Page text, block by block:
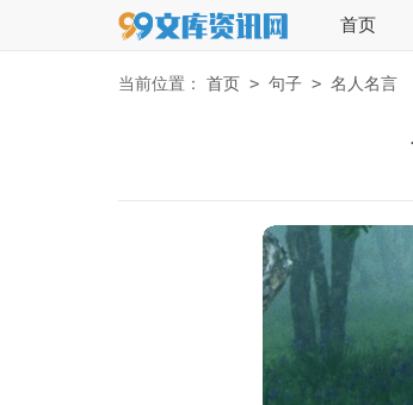
首页
当前位置： 首页 > 句子 > 名人名言